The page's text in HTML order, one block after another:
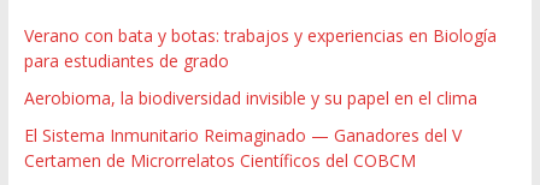
Verano con bata y botas: trabajos y experiencias en Biología
para estudiantes de grado
Aerobioma, la biodiversidad invisible y su papel en el clima
El Sistema Inmunitario Reimaginado — Ganadores del V
Certamen de Microrrelatos Científicos del COBCM